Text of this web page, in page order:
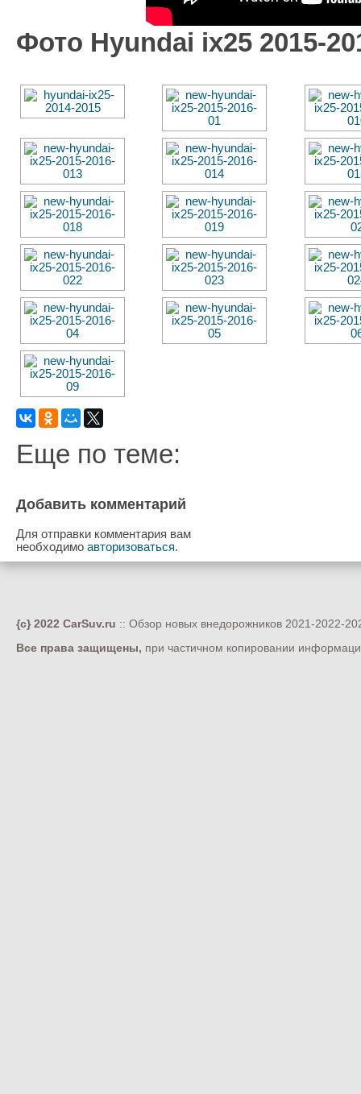
Фото Hyundai ix25 2015-
Еще по теме:
Добавить комментарий
Для отправки комментария вам
необходимо авторизоваться.
{c} 2022 CarSuv.ru :: Обзор новых внедорожников 2021-2022-
Все права защищены, при частичном копировании